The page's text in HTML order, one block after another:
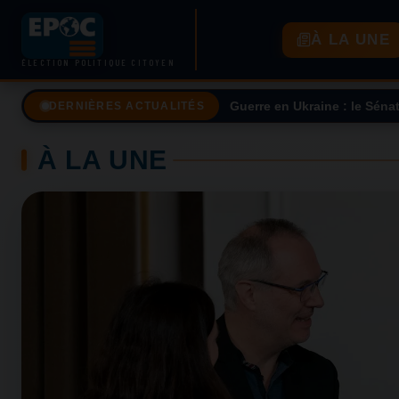
ÉLECTION POLITIQUE CITOYEN
À LA UNE
DERNIÈRES ACTUALITÉS Une taxe sur le prix des
À LA UNE